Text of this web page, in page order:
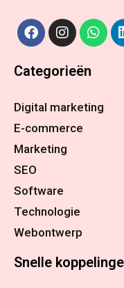
Categorieën
Digital marketing
E-commerce
Marketing
SEO
Software
Technologie
Webontwerp
Snelle